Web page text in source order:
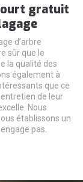
gratuit
d’arbre
sûr que le
la qualité des
également à
que ce
de leur
Nous
établissons un
pas.